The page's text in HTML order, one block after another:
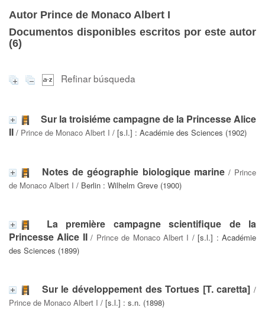
Autor Prince de Monaco Albert I
Documentos disponibles escritos por este autor
(6)
Refinar búsqueda
Sur la troisiéme campagne de la Princesse Alice
II / Prince de Monaco Albert I / [s.l.] : Académie des Sciences (1902)
Notes de géographie biologique marine/ Prince
de Monaco Albert I / Berlin : Wilhelm Greve (1900)
La première campagne scientifique de la
Princesse Alice II/ Prince de Monaco Albert I / [s.l.] : Académie
des Sciences (1899)
Sur le développement des Tortues [T. caretta] /
Prince de Monaco Albert I / [s.l.] : s.n. (1898)